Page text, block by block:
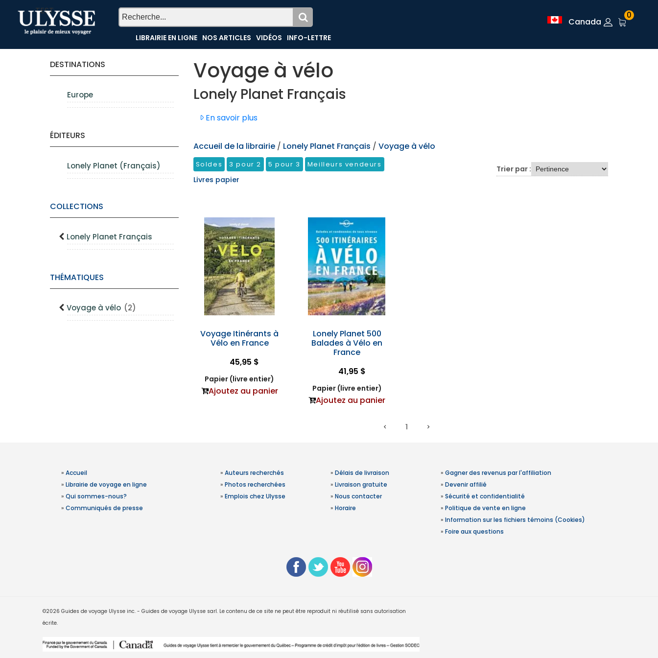
TEST
LIBRAIRIE EN LIGNE NOS ARTICLES VIDÉOS INFO-LETTRE
Canada
0
DESTINATIONS
Europe
ÉDITEURS
Lonely Planet (Français)
COLLECTIONS
Lonely Planet Français
THÉMATIQUES
Voyage à vélo (2)
Voyage à vélo
Lonely Planet Français
En savoir plus
Accueil de la librairie / Lonely Planet Français / Voyage à vélo
Soldes 3 pour 2 5 pour 3 Meilleurs vendeurs
Livres papier
Trier par :
Voyage Itinérants à
Vélo en France
45,95 $
Papier (livre entier)
Ajoutez au panier
Lonely Planet 500
Balades à Vélo en
France
41,95 $
Papier (livre entier)
Ajoutez au panier
1
» Accueil
» Librairie de voyage en ligne
» Qui sommes-nous?
» Communiqués de presse
» Auteurs recherchés
» Photos recherchées
» Emplois chez Ulysse
» Délais de livraison
» Livraison gratuite
» Nous contacter
» Horaire
» Gagner des revenus par l'affiliation
» Devenir affilié
» Sécurité et confidentialité
» Politique de vente en ligne
» Information sur les fichiers témoins (Cookies)
» Foire aux questions
©2026 Guides de voyage Ulysse inc. - Guides de voyage Ulysse sarl. Le contenu de ce site ne peut être reproduit ni réutilisé sans autorisation
écrite.